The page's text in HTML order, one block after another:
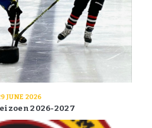
JUNE 2026
2026-2027